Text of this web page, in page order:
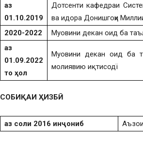
аз
01.10.2019
Дотсенти кафедраи
ва идора Донишгоҳи
2020-2022
Муовини декан оид ба
аз
01.09.2022
то ҳол
Муовини декан оид ба
молиявию иқтисодї
СОБИҚАИ ҲИЗБӢ
аз соли 2016 инҷониб